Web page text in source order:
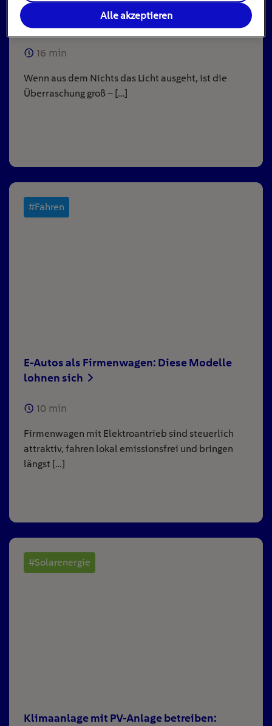
Stromausfall: Das ist zu tun, wenn das Licht
ausgeht
16 min
Wenn aus dem Nichts das Licht ausgeht, ist die
Überraschung groß – […]
#Fahren
E-Autos als Firmenwagen: Diese Modelle
lohnen sich
10 min
Firmenwagen mit Elektroantrieb sind steuerlich
attraktiv, fahren lokal emissionsfrei und bringen
längst […]
#Solarenergie
Klimaanlage mit PV-Anlage betreiben:
Alle akzeptieren